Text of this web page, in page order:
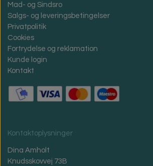
Mad- og Sindsro
Salgs- og leveringsbetingelser
Privatpolitik
Cookies
Fortrydelse og reklamation
Kunde login
Kontakt
Kontaktoplysninger
Dina Amholt
Knudsskovvej 73B